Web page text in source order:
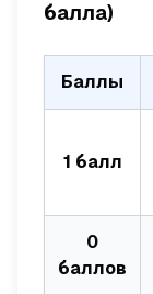
балла)
Баллы
1 балл
0
баллов